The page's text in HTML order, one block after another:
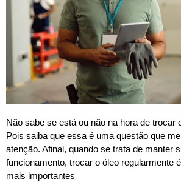
Não sabe se está ou não na hora de trocar
Pois saiba que essa é uma questão que
atenção. Afinal, quando se trata de manter
funcionamento, trocar o óleo regularmente
mais importantes